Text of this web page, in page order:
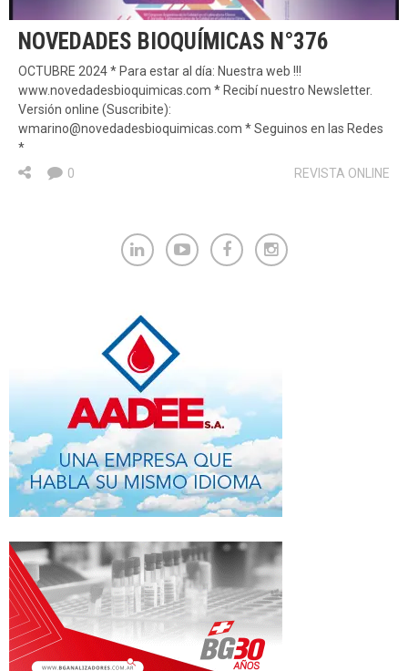
NOVEDADES BIOQUÍMICAS N°376
OCTUBRE 2024 * Para estar al día: Nuestra web !!!
www.novedadesbioquimicas.com * Recibí nuestro Newsletter.
Versión online (Suscribite):
wmarino@novedadesbioquimicas.com * Seguinos en las Redes
*
REVISTA ONLINE
0